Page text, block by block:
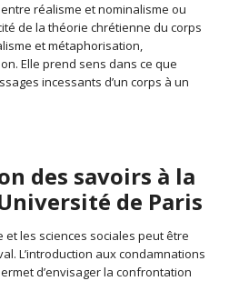
réalisme et nominalisme ou
de la théorie chrétienne du corps
et métaphorisation,
Elle prend sens dans ce que
incessants d’un corps à un
des savoirs à la
de Paris
les sciences sociales peut être
L’introduction aux condamnations
d’envisager la confrontation